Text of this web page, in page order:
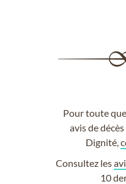
Pour toute
avis de
Dignité,
Consultez les
10